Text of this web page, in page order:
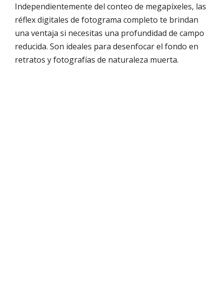
Independientemente del conteo de megapíxeles, las
réflex digitales de fotograma completo te brindan
una ventaja si necesitas una profundidad de campo
reducida. Son ideales para desenfocar el fondo en
retratos y fotografías de naturaleza muerta.